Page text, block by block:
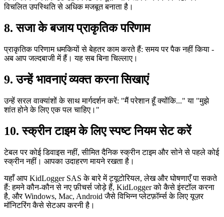
विचलित उपस्थिति से अधिक मजबूत बनाता है।
8. सजा के बजाय प्राकृतिक परिणाम
प्राकृतिक परिणाम धमकियों से बेहतर काम करते हैं: समय पर पैक नहीं किया -
अब आप जल्दबाजी में हैं। यह सब बिना चिल्लाए।
9. उन्हें भावनाएं व्यक्त करना सिखाएं
उन्हें सरल वाक्यांशों के साथ मार्गदर्शन करें: "मैं परेशान हूँ क्योंकि..." या "मुझे
शांत होने के लिए एक पल चाहिए।"
10. स्क्रीन टाइम के लिए स्पष्ट नियम सेट करें
टेबल पर कोई डिवाइस नहीं, सीमित दैनिक स्क्रीन टाइम और सोने से पहले कोई
स्क्रीन नहीं। आपका उदाहरण मायने रखता है।
यहाँ आप KidLogger SAS के बारे में ट्यूटोरियल, लेख और घोषणाएँ पा सकते
हैं: हमने कौन-कौन से नए फ़ीचर्स जोड़े हैं, KidLogger को कैसे इंस्टॉल करना
है, और Windows, Mac, Android जैसे विभिन्न प्लेटफ़ॉर्म्स के लिए यूज़र
मॉनिटरिंग कैसे सेटअप करनी है।